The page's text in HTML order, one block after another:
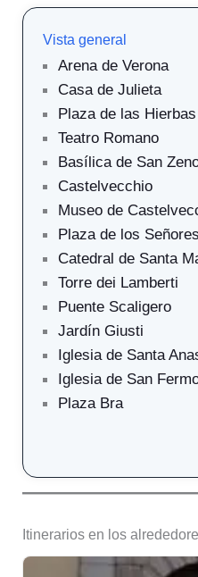
Vista general
Arena de Verona
Casa de Julieta
Plaza de las Hierbas
Teatro Romano
Basílica de San
Castelvecchio
Museo de
Plaza de los Señores
Catedral de Santa
Torre dei Lamberti
Puente Scaligero
Jardín Giusti
Iglesia de Santa
Iglesia de San
Plaza Bra
Itinerarios en los